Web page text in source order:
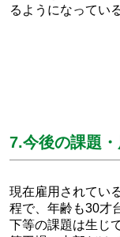
るようになっている
7.今後の課題
現在雇用されてい
程で、年齢も30才
下等の課題は生じ